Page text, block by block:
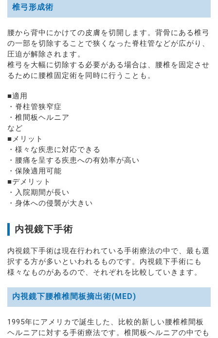
椎弓形成術
腰から背中にかけての皮膚を切開します。背骨にある椎弓
の一部を切除することで狭くなった脊柱管などが広がり、
圧迫が解除されます。
椎弓を大幅に切除する必要がある場合は、腰椎を固定させ
るために腰椎固定術を同時に行うことも。
■適用
・脊柱管狭窄症
・椎間板ヘルニア
など
■メリット
・様々な疾患に対応できる
・腰痛を呈する疾患への有効率が高い
・保険適用可能
■デメリット
・入院期間が長い
・身体への侵襲が大きい
内視鏡下手術
内視鏡下手術は現在行われている手術療法の中で、最も選
択する方が多いといわれるものです。内視鏡下手術にも
様々なものがあるので、それぞれを比較していきます。
内視鏡下腰椎椎間板摘出術(MED)
1995年にアメリカで誕生した、比較的新しい腰椎椎間板
ヘルニアに対する手術療法です。椎間板ヘルニアの中でも